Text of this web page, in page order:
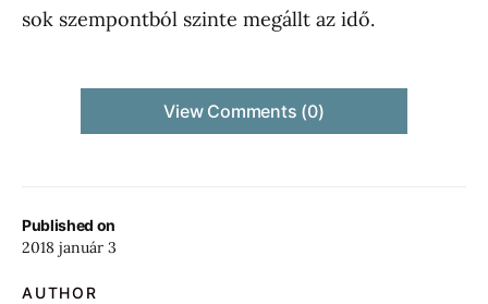
Published on
2018 január 3
AUTHOR
sok szempontból szinte megállt az idő.
View Comments (0)